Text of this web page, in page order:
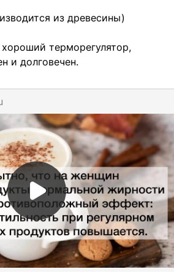
из древесины)
хороший терморегулятор,
и долговечен.